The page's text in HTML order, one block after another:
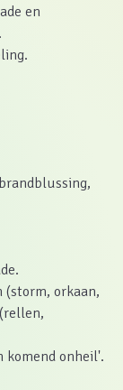
en
(storm, orkaan,
komend onheil'.